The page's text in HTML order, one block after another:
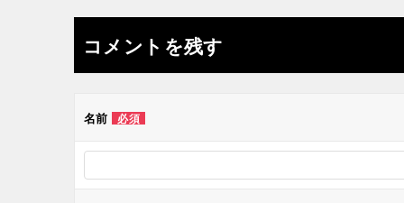
ナ
ビ
ゲ
ー
コメントを残す
名前 必須